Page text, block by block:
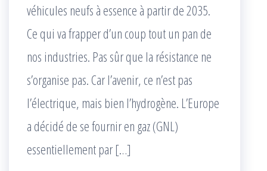
véhicules neufs à essence à partir de 2035.
Ce qui va frapper d’un coup tout un pan de
nos industries. Pas sûr que la résistance ne
s’organise pas. Car l’avenir, ce n’est pas
l’électrique, mais bien l’hydrogène. L’Europe
a décidé de se fournir en gaz (GNL)
essentiellement par […]